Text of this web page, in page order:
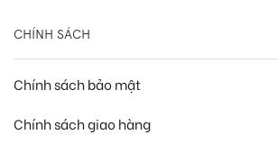
CHÍNH SÁCH
Chính sách bảo mật
Chính sách giao hàng